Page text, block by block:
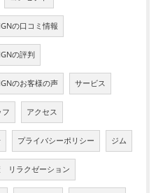
の口コミ情報
の評判
のお客様の声 サービス
フ アクセス
プライバシーポリシー ジム
リラクゼーション